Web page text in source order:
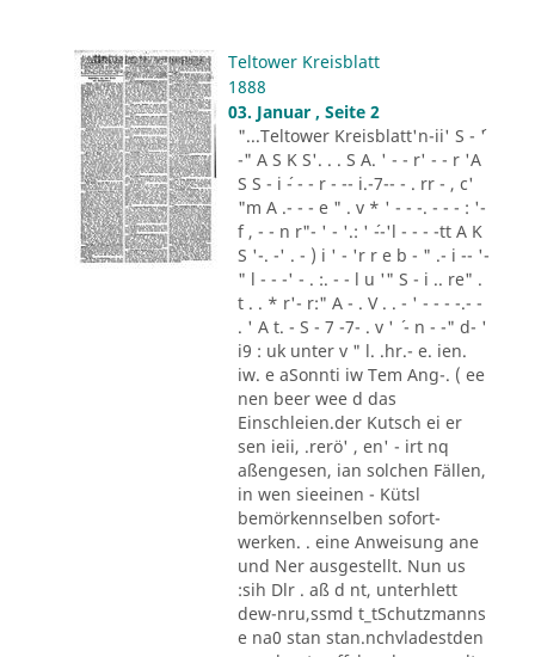
Teltower Kreisblatt
1888
03. Januar , Seite 2
"...Teltower Kreisblatt'n-ii' S - ´'
-" A S K S'. . . S A. ' - - r' - - r 'A
S S - i ´- - - r - -- i.-7-- - . rr - , c'
"m A .- - - e " . v * ' - - -. - - - : '-
f , - - n r"- ' - '.: ' ´--'l - - - -tt A K
S '-. -' . - ) i ' - 'r r e b - " .- i -- '-
" l - - -' - . :. - - l u '" S - i .. re" .
t . . * r'- r:" A - . V . . - ' - - - -.- -
. ' A t. - S - 7 -7- . v ' ´ - n - -" d- '
i9 : uk unter v " l. .hr.- e. ien.
iw. e aSonnti iw Tem Ang-. ( ee
nen beer wee d das
Einschleien.der Kutsch ei er
sen ieii, .rerö' , en' - irt nq
aßengesen, ian solchen Fällen,
in wen sieeinen - Kütsl
bemörkennselben sofort-
werken. . eine Anweisung ane
und Ner ausgestellt. Nun us
:sih Dlr . aß d nt, unterhlett
dew-nru,ssmd t_tSchutzmanns
e na0 stan stan.nchvladestden